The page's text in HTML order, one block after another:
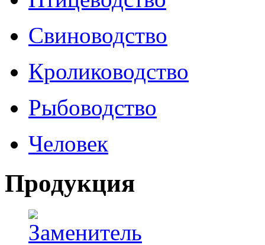
Свиноводство
Кролиководство
Рыбоводство
Человек
Продукция